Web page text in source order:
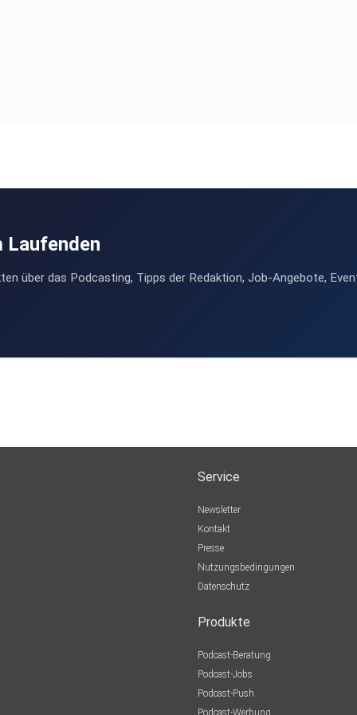
Laufenden
über das Podcasting, Tipps der Redaktion, Job-Angebote,
Service
Newsletter
Kontakt
Presse
Nutzungsbedingungen
Datenschutz
Produkte
Podcast-Beratung
Podcast-Jobs
Podcast-Push
Podcast-Werbung